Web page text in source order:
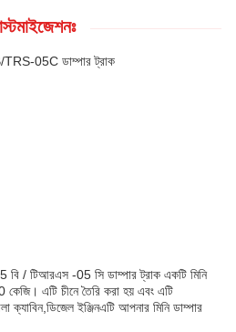
05C ডাম্পার ট্রাক
/ টিআরএস -05 সি ডাম্পার ট্রাক একটি মিনি
কেজি। এটি চীনে তৈরি করা হয় এবং এটি
ক্যাবিন,ডিজেল ইঞ্জিনএটি আপনার মিনি ডাম্পার